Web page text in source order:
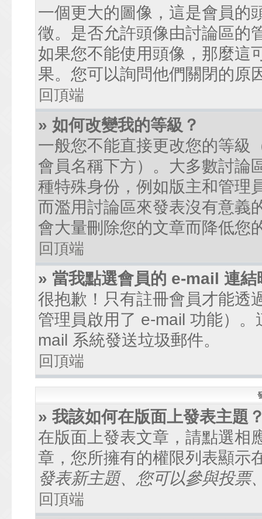
一個更大的圖像，這是會員的
徵。是否允許頭像由討論區的
如果您不能使用頭像，那麼這
果。您可以詢問他們關閉的原
回頂端
» 如何改變我的等級？
一般您不能直接更改您的等級
會員名稱下方）。大多數討論
種特殊身份，例如版主和管理
而濫用討論區來發表沒有意義
會大量刪除您的文章而降低您
回頂端
» 當我點選會員的 e-mail 連
很抱歉！只有註冊會員才能透
管理員啟用了 e-mail 功能）
mail 系統發送垃圾郵件。
回頂端
» 我該如何在版面上發表主題
在版面上發表文章，請點選相
章，您所擁有的權限列表顯示
發表新主題、您可以參與投票
回頂端